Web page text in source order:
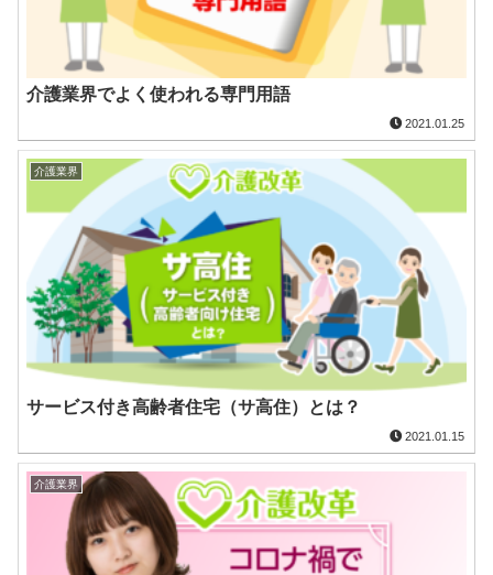
介護業界でよく使われる専門用語
2021.01.25
介護業界
サービス付き高齢者住宅（サ高住）とは？
2021.01.15
介護業界